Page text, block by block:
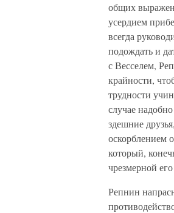
общих
усердием
всегда
подождать и
с Весселем,
крайности,
трудности
случае
здешние
оскорблением
который,
чрезмерной
Репнин